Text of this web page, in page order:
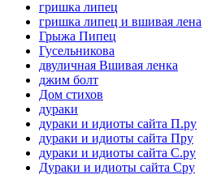
гришка липец
гришка липец и вшивая лена
Грыжа Пипец
Гусельникова
двуличная Вшивая ленка
джим болт
Дом стихов
дураки
дураки и идиоты сайта П.ру
дураки и идиоты сайта Пру
дураки и идиоты сайта С.ру
Дураки и идиоты сайта Сру